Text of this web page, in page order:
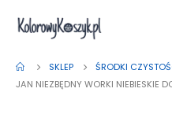
SKLEP ŚRODKI
JAN NIEZBĘDNY WORKI NIEBIESKIE